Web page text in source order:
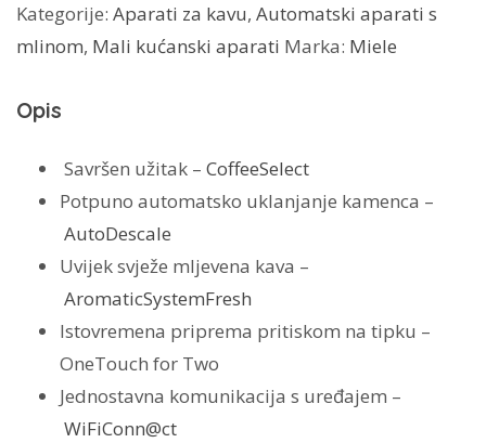
za
kavu
CoffeeSelect
AutoDescale
najveću
fleksibilnost
CoffeeSelect
količina
Kategorije: Aparati za kavu, Automatski aparati s
mlinom, Mali kućanski aparati Marka: Miele
Opis
Savršen užitak – CoffeeSelect
Potpuno automatsko uklanjanje kamenca –
AutoDescale
Uvijek svježe mljevena kava –
AromaticSystemFresh
Istovremena priprema pritiskom na tipku –
OneTouch for Two
Jednostavna komunikacija s uređajem –
WiFiConn@ct